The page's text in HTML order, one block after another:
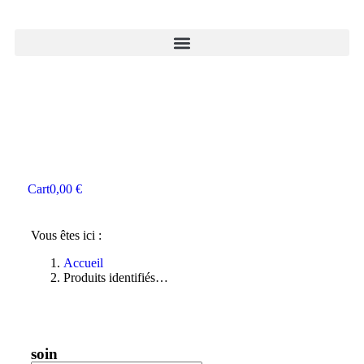
Cart0,00 €
Vous êtes ici :
Accueil
Produits identifiés…
soin